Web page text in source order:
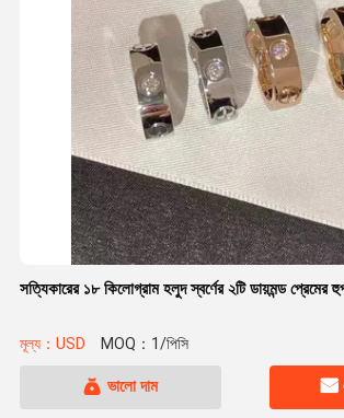
সত্যিকারের ১৮ কিলোগ্রাম হলুদ স্বর্ণের ২টি ডায়মন্ড প্রেমের
মূল্য：USD MOQ：1/পিসি
ভালো দাম